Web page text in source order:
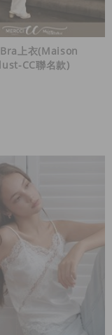
上衣(Maison
CC聯名款)